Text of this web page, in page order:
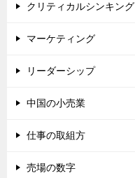
クリティカルシンキング
マーケティング
リーダーシップ
中国の小売業
仕事の取組方
売場の数字